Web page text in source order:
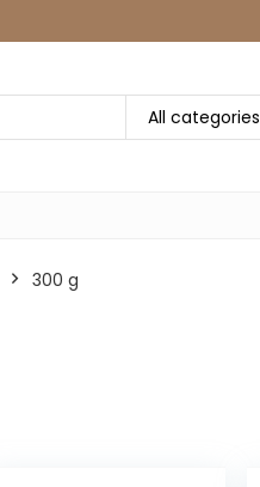
All categories
‎300 g